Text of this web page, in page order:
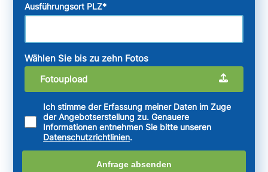
Ausführungsort PLZ*
Wählen Sie bis zu zehn Fotos
Fotoupload
Ich stimme der Erfassung meiner Daten im Zuge
der Angebotserstellung zu. Genauere
Informationen entnehmen Sie bitte unseren
Datenschutzrichtlinien.
Anfrage absenden